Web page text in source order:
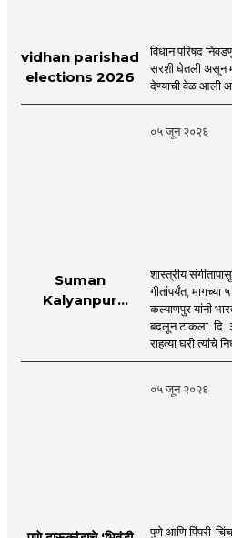
vidhan parishad
elections 2026
विधान परिषद
सरशी घेतली असून
देण्याची वेळ आली
०५ जून २०२६
Suman
Kalyanpur
mumbai |
शास्त्रीय
गीतांपर्यंत,
कल्याणपुर यांनी
बदलून टाकला. दि.
राहत्या घरी त्यांचे
०५ जून २०२६
पुणे आणि पिंपरी-